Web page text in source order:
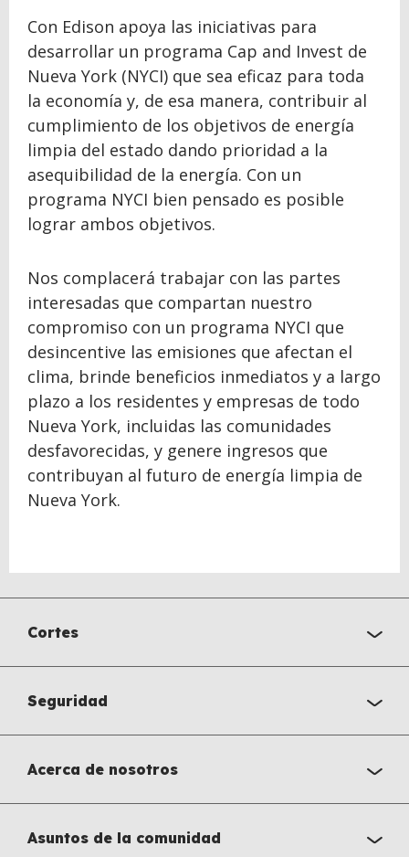
Con Edison apoya las iniciativas para
desarrollar un programa Cap and Invest de
Nueva York (NYCI) que sea eficaz para toda
la economía y, de esa manera, contribuir al
cumplimiento de los objetivos de energía
limpia del estado dando prioridad a la
asequibilidad de la energía. Con un
programa NYCI bien pensado es posible
lograr ambos objetivos.
Nos complacerá trabajar con las partes
interesadas que compartan nuestro
compromiso con un programa NYCI que
desincentive las emisiones que afectan el
clima, brinde beneficios inmediatos y a largo
plazo a los residentes y empresas de todo
Nueva York, incluidas las comunidades
desfavorecidas, y genere ingresos que
contribuyan al futuro de energía limpia de
Nueva York.
Cortes
Seguridad
Acerca de nosotros
Asuntos de la comunidad